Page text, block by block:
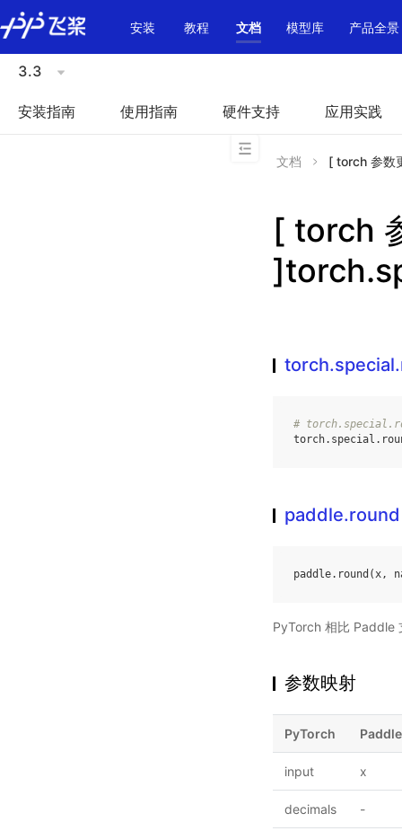
\u200E
安装
教程 文档 模型库 产品全景
3.3
安装指南 使用指南 硬件支持 应用实践
文档 [ torch 参数
[ torch
#
torch. special .
paddle.round
paddle. round (x,
PyTorch 相比 Paddle
参数映射
PyTorch
input x
decimals -